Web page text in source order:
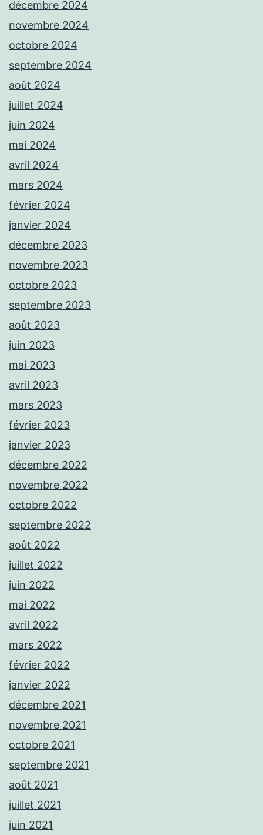
décembre 2024
novembre 2024
octobre 2024
septembre 2024
août 2024
juillet 2024
juin 2024
mai 2024
avril 2024
mars 2024
février 2024
janvier 2024
décembre 2023
novembre 2023
octobre 2023
septembre 2023
août 2023
juin 2023
mai 2023
avril 2023
mars 2023
février 2023
janvier 2023
décembre 2022
novembre 2022
octobre 2022
septembre 2022
août 2022
juillet 2022
juin 2022
mai 2022
avril 2022
mars 2022
février 2022
janvier 2022
décembre 2021
novembre 2021
octobre 2021
septembre 2021
août 2021
juillet 2021
juin 2021